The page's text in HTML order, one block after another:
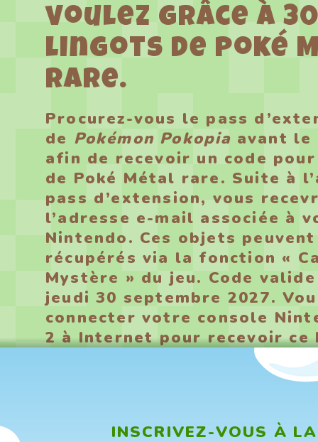
voulez grâce à
lingots de Poké
rare.
Procurez-vous le pass
de Pokémon Pokopia avant le
afin de recevoir un code
de Poké Métal rare. Suite à
pass d’extension, vous
l’adresse e-mail associée à
Nintendo. Ces objets
récupérés via la fonction «
Mystère » du jeu. Code valide
jeudi 30 septembre 2027.
connecter votre console
2 à Internet pour recevoir ce
INSCRIVEZ-VOUS À LA